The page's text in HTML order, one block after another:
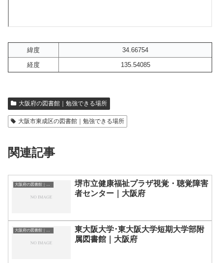
緯度
34.66754
経度
135.54085
大阪府の図書館｜勉強できる場所
大阪市東成区の図書館｜勉強できる場所
関連記事
堺市立健康福祉プラザ視覚・聴覚障害
者センター｜大阪府
東大阪大学･東大阪大学短期大学部附
属図書館｜大阪府